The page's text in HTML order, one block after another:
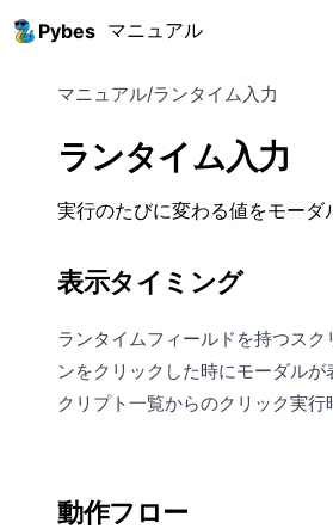
Pybes マニュアル
マニュアル/ランタイム入力
ランタイム入力
実行のたびに変わる値をモーダ
表示タイミング
ランタイムフィールドを持つスク
ンをクリックした時にモーダルが
クリプト一覧からのクリック実行
動作フロー